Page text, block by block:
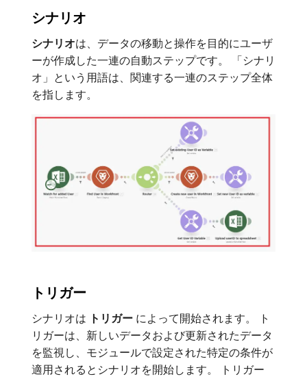
シナリオ
シナリオ​は、データの移動と操作を目的にユーザ
ーが作成した一連の自動ステップです。 「シナリ
オ」という用語は、関連する一連のステップ全体
を指します。
トリガー
シナリオは​ トリガー ​によって開始されます。 ト
リガーは、新しいデータおよび更新されたデータ
を監視し、モジュールで設定された特定の条件が
適用されるとシナリオを開始します。 トリガー